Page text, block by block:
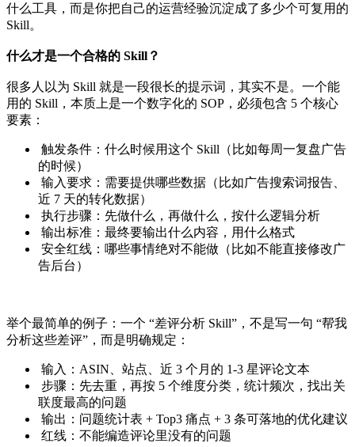
什么工具，而是你把自己的运营经验沉淀成了多少个可复用的
Skill。
什么才是一个合格的 Skill？
很多人以为 Skill 就是一段很长的提示词，其实不是。一个能
用的 Skill，本质上是一个数字化的 SOP，必须包含 5 个核心
要素：
触发条件：什么时候用这个 Skill（比如每周一复盘广告
的时候）
输入要求：需要提供哪些数据（比如广告搜索词报告、
近 7 天的转化数据）
执行步骤：先做什么，再做什么，按什么逻辑分析
输出标准：最终要输出什么内容，用什么格式
安全红线：哪些事情绝对不能做（比如不能直接修改广
告后台）
举个最简单的例子：一个 “差评分析 Skill”，不是写一句 “帮我
分析这些差评”，而是明确规定：
输入：ASIN、站点、近 3 个月的 1-3 星评论文本
步骤：先去重，再按 5 个维度分类，统计频次，找出关
联度最高的问题
输出：问题统计表 + Top3 痛点 + 3 条可落地的优化建议
红线：不能编造评论里没有的问题